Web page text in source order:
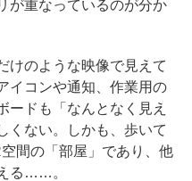
が重なっているのが分か
けのような映像で見えて
イコンや通知、作業用の
ードも「なんとなく見え
くない。しかも、歩いて
間の「部屋」であり、他
る……。